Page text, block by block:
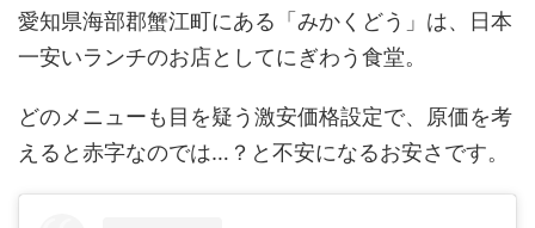
愛知県海部郡蟹江町にある「みかくどう」は、日本
一安いランチのお店としてにぎわう食堂。
どのメニューも目を疑う激安価格設定で、原価を考
えると赤字なのでは…？と不安になるお安さです。